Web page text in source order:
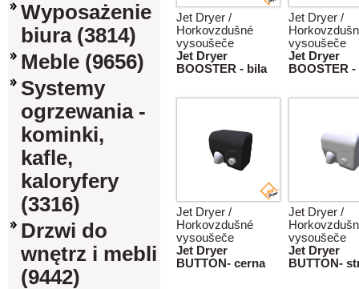
Wyposażenie
biura (3814)
Meble (9656)
Systemy
ogrzewania -
kominki,
kafle,
kaloryfery
(3316)
Drzwi do
wnętrz i mebli
(9442)
Jet Dryer /
Horkovzdušné
vysoušeče
Jet Dryer
BOOSTER - bila
Jet Dryer /
vysoušeče
Jet Dryer
BOOSTER
Jet Dryer /
Horkovzdušné
vysoušeče
Jet Dryer
BUTTON- cerna
Jet Dryer /
vysoušeče
Jet Dryer
BUTTON-